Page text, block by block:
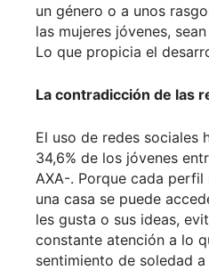
un género o a unos
las mujeres jóvenes,
Lo que propicia el
La contradicción de las
El uso de redes sociales
34,6% de los jóvenes
AXA-. Porque cada
una casa se puede
les gusta o sus ideas,
constante atención a lo
sentimiento de soledad